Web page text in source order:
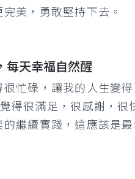
美，勇敢堅持下去。
每天幸福自然醒
很忙碌，讓我的人生變
得很滿足，很感謝，
的繼續實踐，這應該是最